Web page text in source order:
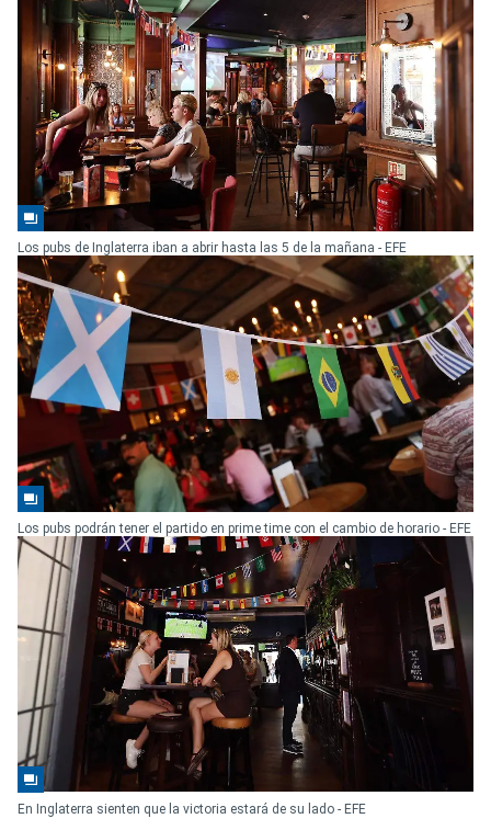
Los pubs de Inglaterra iban a abrir hasta las 5 de la mañana - EFE
Los pubs podrán tener el partido en prime time con el cambio de horario - EFE
En Inglaterra sienten que la victoria estará de su lado - EFE